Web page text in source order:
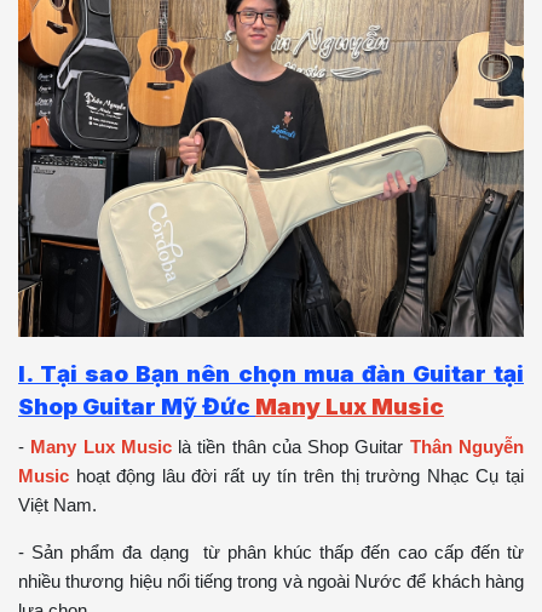
I. Tại sao Bạn nên chọn mua đàn Guitar tại
Shop Guitar Mỹ Đức Many Lux Music
- Many Lux Music là tiền thân của Shop Guitar Thân Nguyễn
Music hoạt động lâu đời rất uy tín trên thị trường Nhạc Cụ tại
Việt Nam.
- Sản phẩm đa dạng từ phân khúc thấp đến cao cấp đến từ
nhiều thương hiệu nổi tiếng trong và ngoài Nước để khách hàng